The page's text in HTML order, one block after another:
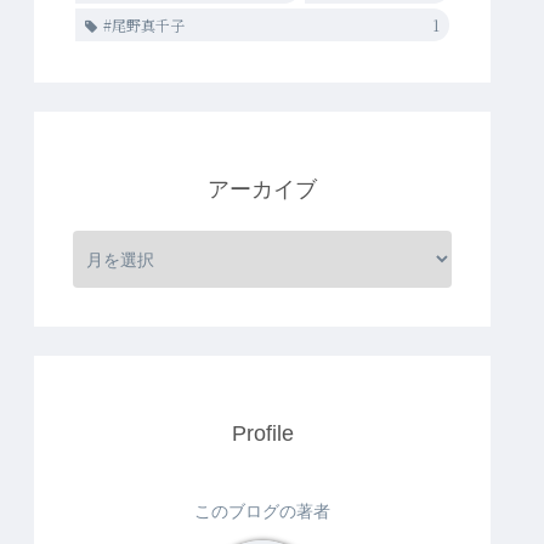
#尾野真千子
1
アーカイブ
Profile
このブログの著者